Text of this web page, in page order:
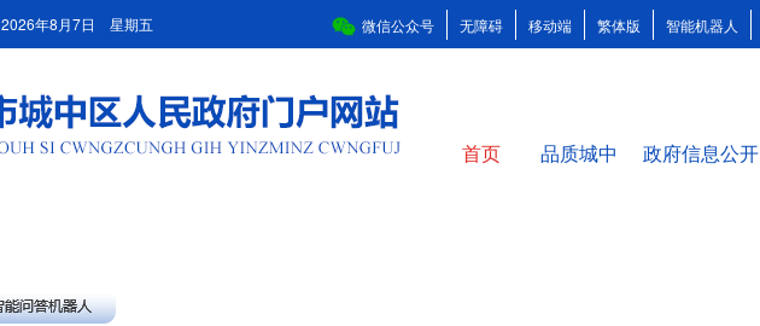
微信公众号 无障碍 移动端 繁体版 智能机器人
2026年8月7日 星期五
首页 品质城中 政府信息公开